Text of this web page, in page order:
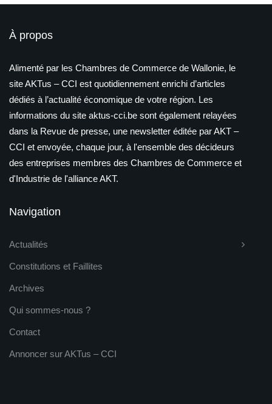
À propos
Alimenté par les Chambres de Commerce de Wallonie, le
site AKTus – CCI est quotidiennement enrichi d’articles
dédiés à l’actualité économique de votre région. Les
informations du site aktus-cci.be sont également relayées
dans la Revue de presse, une newsletter éditée par AKT –
CCI et envoyée, chaque jour, à l'ensemble des décideurs
des entreprises membres des Chambres de Commerce et
d'Industrie de l'alliance AKT.
Navigation
Actualités
Constitutions et Faillites
Archives
Qui sommes-nous ?
Contact
Annoncer sur AKTus – CCI